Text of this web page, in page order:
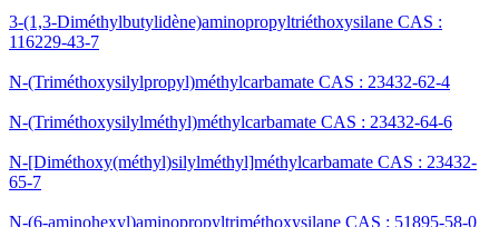
3-(1,3-Diméthylbutylidène)aminopropyltriéthoxysilane CAS :
116229-43-7
N-(Triméthoxysilylpropyl)méthylcarbamate CAS : 23432-62-4
N-(Triméthoxysilylméthyl)méthylcarbamate CAS : 23432-64-6
N-[Diméthoxy(méthyl)silylméthyl]méthylcarbamate CAS : 23432-
65-7
N-(6-aminohexyl)aminopropyltriméthoxysilane CAS : 51895-58-0